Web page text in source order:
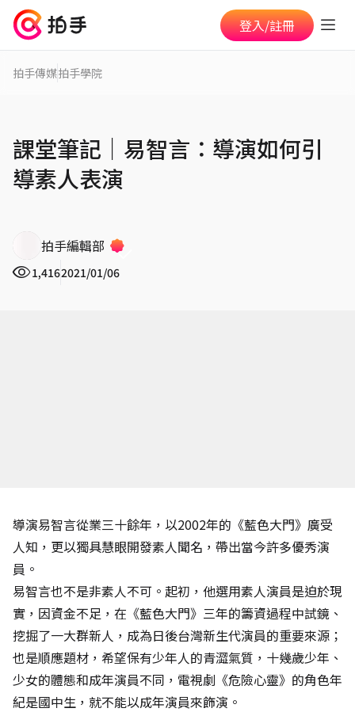
登入/註冊
拍手傳媒拍手學院
課堂筆記｜易智言：導演如何引
導素人表演
拍手編輯部
1,4162021/01/06
導演易智言從業三十餘年，以2002年的《藍色大門》廣受
人知，更以獨具慧眼開發素人聞名，帶出當今許多優秀演
員。
易智言也不是非素人不可。起初，他選用素人演員是迫於現
實，因資金不足，在《藍色大門》三年的籌資過程中試鏡、
挖掘了一大群新人，成為日後台灣新生代演員的重要來源；
也是順應題材，希望保有少年人的青澀氣質，十幾歲少年、
少女的體態和成年演員不同，電視劇《危險心靈》的角色年
紀是國中生，就不能以成年演員來飾演。